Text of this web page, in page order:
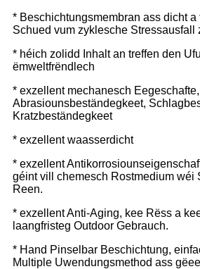
* Beschichtungsmembran ass dicht a
Schued vum zyklesche Stressausfall
* héich zolidd Inhalt an treffen den
ëmweltfrëndlech
* exzellent mechanesch Eegeschafte,
Abrasiounsbeständegkeet,
Kratzbeständegkeet
* exzellent waasserdicht
* exzellent
géint vill chemesch Rostmedium wéi
Reen.
* exzellent Anti-Aging, kee Rëss a
laangfristeg Outdoor Gebrauch.
* Hand Pinselbar Beschichtung,
Multiple Uwendungsmethod ass